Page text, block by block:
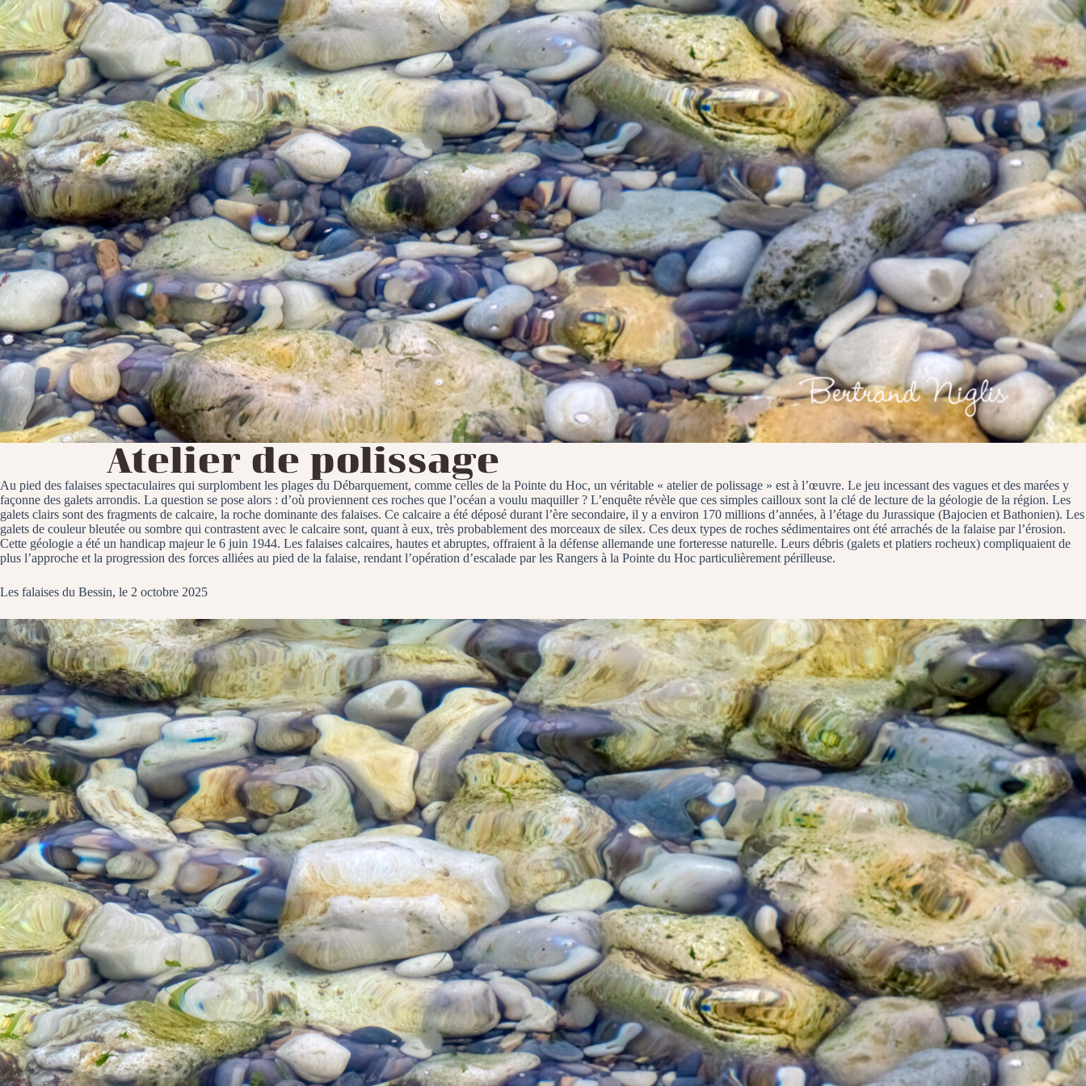
Atelier de polissage
Au pied des falaises spectaculaires qui surplombent les plages du Débarquement, comme celles de la Pointe du Hoc, un véritable « atelier de polissage » est à l’œuvre. Le jeu incessant des vagues et des marées y
façonne des galets arrondis. La question se pose alors : d’où proviennent ces roches que l’océan a voulu maquiller ? L’enquête révèle que ces simples cailloux sont la clé de lecture de la géologie de la région. Les
galets clairs sont des fragments de calcaire, la roche dominante des falaises. Ce calcaire a été déposé durant l’ère secondaire, il y a environ 170 millions d’années, à l’étage du Jurassique (Bajocien et Bathonien). Les
galets de couleur bleutée ou sombre qui contrastent avec le calcaire sont, quant à eux, très probablement des morceaux de silex. Ces deux types de roches sédimentaires ont été arrachés de la falaise par l’érosion.
Cette géologie a été un handicap majeur le 6 juin 1944. Les falaises calcaires, hautes et abruptes, offraient à la défense allemande une forteresse naturelle. Leurs débris (galets et platiers rocheux) compliquaient de
plus l’approche et la progression des forces alliées au pied de la falaise, rendant l’opération d’escalade par les Rangers à la Pointe du Hoc particulièrement périlleuse.
Les falaises du Bessin, le 2 octobre 2025